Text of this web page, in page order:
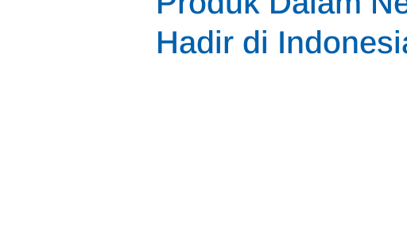
Hadir di